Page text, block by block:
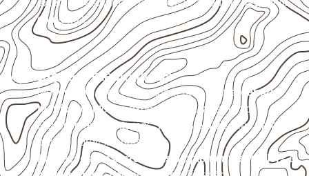
externas, estruturais ou sujeitas a contato frequente
com água.
Aplicações relacionadas
Móveis, divisórias e componentes de
marcenaria
técnica
, conforme exposição e acabamento.
Revestimentos internos, painéis e divisórias para
projetos profissionais.
Aplicações emcarrocerias, implementos, trailers e